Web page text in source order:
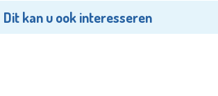
Dit kan u ook interesseren